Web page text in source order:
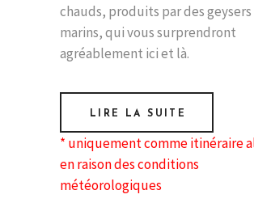
chauds, produits par des geysers
marins, qui vous surprendront
agréablement ici et là.
LIRE LA SUITE
* uniquement comme itinéraire
en raison des conditions
météorologiques